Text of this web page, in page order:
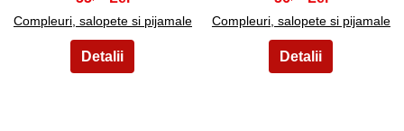
Compleuri, salopete si pijamale Compleuri, salopete si pijamale